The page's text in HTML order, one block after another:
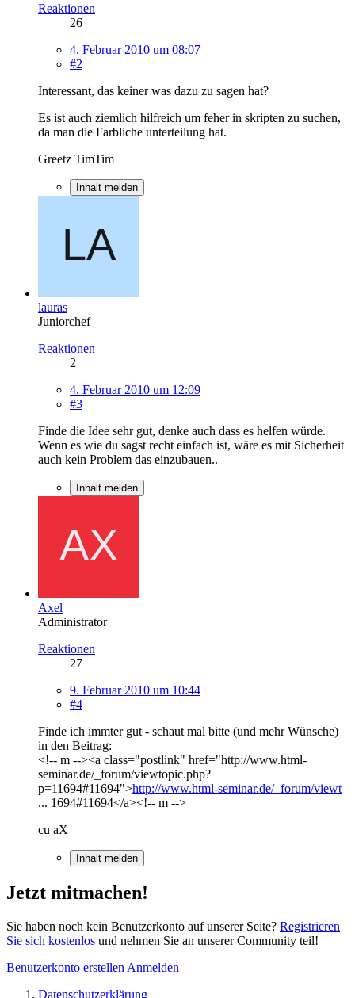
Reaktionen
26
4. Februar 2010 um 08:07
#2
Interessant, das keiner was dazu zu sagen hat?
Es ist auch ziemlich hilfreich um feher in skripten zu suchen,
da man die Farbliche unterteilung hat.
Greetz TimTim
Inhalt melden
lauras
Juniorchef
Reaktionen
2
4. Februar 2010 um 12:09
#3
Finde die Idee sehr gut, denke auch dass es helfen würde.
Wenn es wie du sagst recht einfach ist, wäre es mit Sicherheit
auch kein Problem das einzubauen..
Inhalt melden
Axel
Administrator
Reaktionen
27
9. Februar 2010 um 10:44
#4
Finde ich immter gut - schaut mal bitte (und mehr Wünsche)
in den Beitrag:
<!-- m --><a class="postlink" href="http://www.html-
seminar.de/_forum/viewtopic.php?
p=11694#11694">http://www.html-seminar.de/_forum/viewt
... 1694#11694</a><!-- m -->
cu aX
Inhalt melden
Jetzt mitmachen!
Sie haben noch kein Benutzerkonto auf unserer Seite? Registrieren
Sie sich kostenlos und nehmen Sie an unserer Community teil!
Benutzerkonto erstellen Anmelden
Datenschutzerklärung